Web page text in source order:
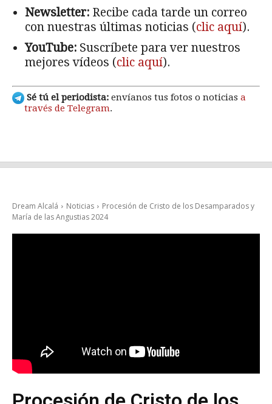
Newsletter: Recibe cada tarde un correo
con nuestras últimas noticias (clic aquí).
YouTube: Suscríbete para ver nuestros
mejores vídeos (clic aquí).
Sé tú el periodista: envíanos tus fotos o noticias a
través de Telegram.